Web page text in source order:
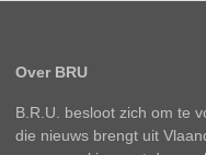
Over BRU
B.R.U. besloot zich om te
die nieuws brengt uit